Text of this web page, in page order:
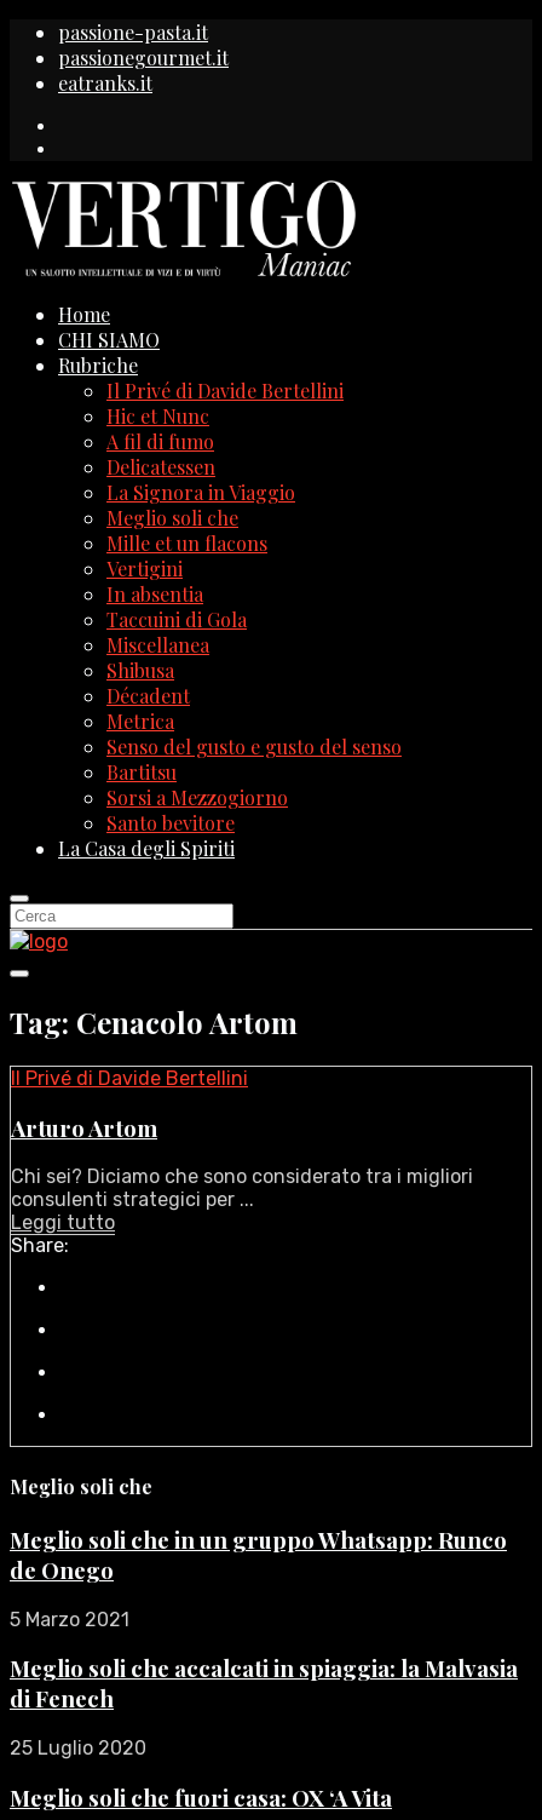
passione-pasta.it
passionegourmet.it
eatranks.it
Home
CHI SIAMO
Rubriche
Il Privé di Davide Bertellini
Hic et Nunc
A fil di fumo
Delicatessen
La Signora in Viaggio
Meglio soli che
Mille et un flacons
Vertigini
In absentia
Taccuini di Gola
Miscellanea
Shibusa
Décadent
Metrica
Senso del gusto e gusto del senso
Bartitsu
Sorsi a Mezzogiorno
Santo bevitore
La Casa degli Spiriti
Tag: Cenacolo Artom
Il Privé di Davide Bertellini
Arturo Artom
Chi sei? Diciamo che sono considerato tra i migliori
consulenti strategici per ...
Leggi tutto
Share:
Meglio soli che
Meglio soli che in un gruppo Whatsapp: Runco
de Onego
5 Marzo 2021
Meglio soli che accalcati in spiaggia: la Malvasia
di Fenech
25 Luglio 2020
Meglio soli che fuori casa: OX ‘A Vita